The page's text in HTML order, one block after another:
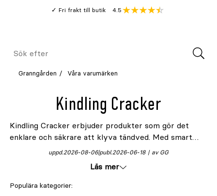
Fri frakt till butik
Genomsnitt
4.5
Meny
Sök
Granngården Våra varumärken
Kindling Cracker
Kindling Cracker erbjuder produkter som gör det
enklare och säkrare att klyva tändved. Med smart
design och robust konstruktion blir det smidigt att
publ.2026-06-18
uppd.2026-08-06 av GG
Läs mer
Populära kategorier: